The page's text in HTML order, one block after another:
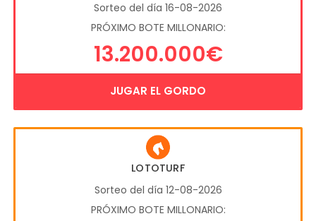
Sorteo del día 16-08-2026
PRÓXIMO BOTE MILLONARIO:
13.200.000€
JUGAR EL GORDO
LOTOTURF
Sorteo del día 12-08-2026
PRÓXIMO BOTE MILLONARIO: